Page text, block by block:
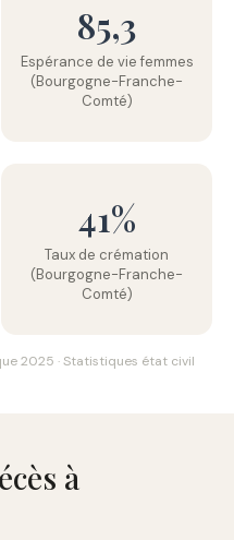
85,3
Espérance de vie femmes
(Bourgogne-Franche-
Comté)
41%
Taux de crémation
(Bourgogne-Franche-
Comté)
2025 · Statistiques état civil
à